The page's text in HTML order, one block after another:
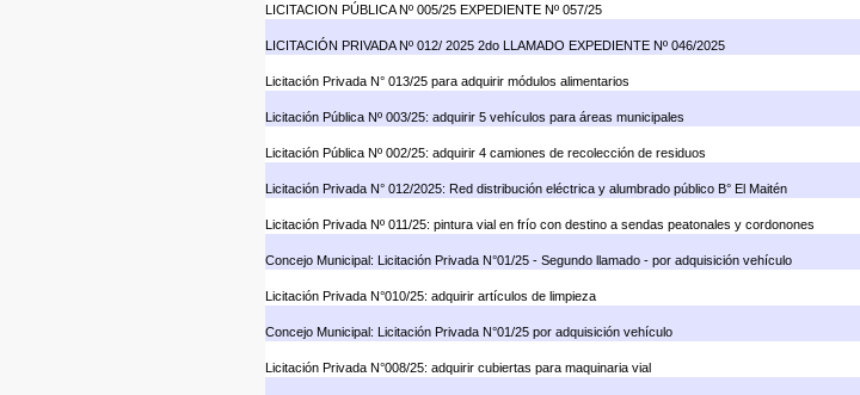
LICITACION PÚBLICA Nº 005/25 EXPEDIENTE Nº 057/25
LICITACIÓN PRIVADA Nº 012/ 2025 2do LLAMADO EXPEDIENTE Nº 046/2025
Licitación Privada N° 013/25 para adquirir módulos alimentarios
Licitación Pública Nº 003/25: adquirir 5 vehículos para áreas municipales
Licitación Pública Nº 002/25: adquirir 4 camiones de recolección de residuos
Licitación Privada N° 012/2025: Red distribución eléctrica y alumbrado público B° El Maitén
Licitación Privada Nº 011/25: pintura vial en frío con destino a sendas peatonales y cordonones
Concejo Municipal: Licitación Privada N°01/25 - Segundo llamado - por adquisición vehículo
Licitación Privada N°010/25: adquirir artículos de limpieza
Concejo Municipal: Licitación Privada N°01/25 por adquisición vehículo
Licitación Privada N°008/25: adquirir cubiertas para maquinaria vial